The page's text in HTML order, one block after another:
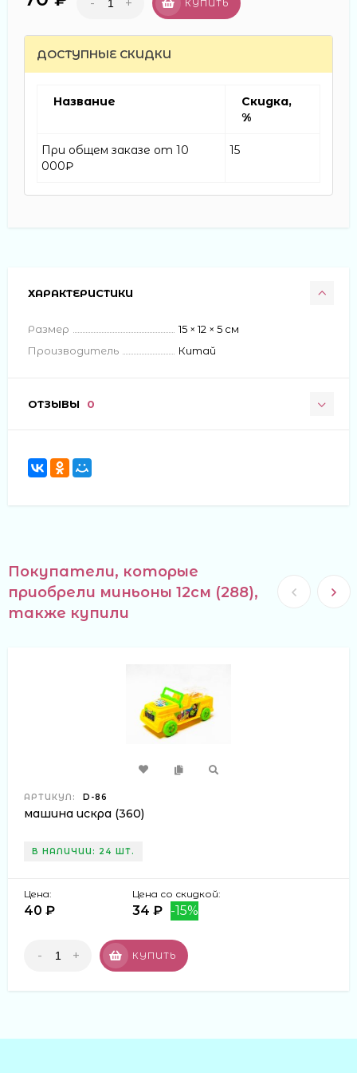
КУПИТЬ
ДОСТУПНЫЕ СКИДКИ
Название
Скидка,
%
При общем заказе от 10
000₽
15
ХАРАКТЕРИСТИКИ
Размер
15 × 12 × 5 см
Производитель
Китай
ОТЗЫВЫ 0
Покупатели, которые
приобрели миньоны 12см (288),
также купили
АРТИКУЛ: D-86
машина искра (360)
В НАЛИЧИИ: 24 ШТ.
Цена:
40 ₽
Цена со скидкой:
34 ₽ -15%
- + КУПИТЬ